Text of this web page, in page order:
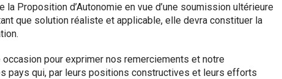
la Proposition d’Autonomie en vue d’une soumission ultérieure
que solution réaliste et applicable, elle devra constituer la
pour exprimer nos remerciements et notre
pays qui, par leurs positions constructives et leurs efforts